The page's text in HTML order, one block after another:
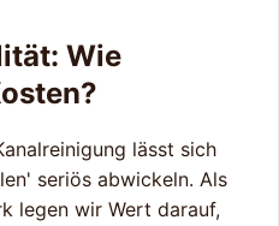
Wie
lässt sich
seriös abwickeln. Als
legen wir Wert darauf,